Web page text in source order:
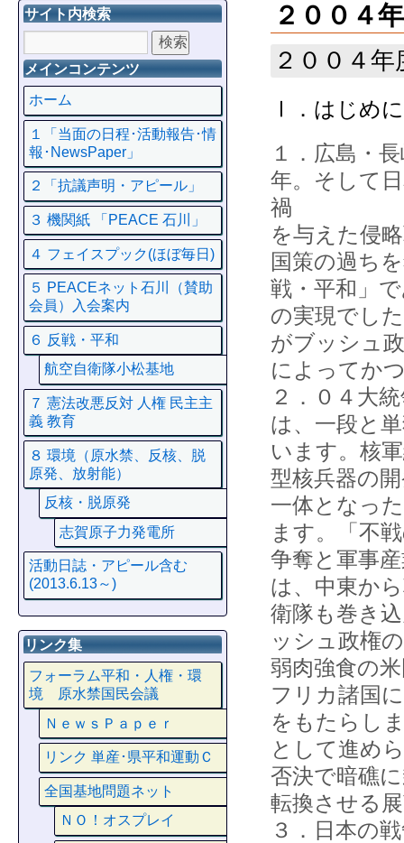
２００４
２００４
Ⅰ．はじめに
１．広島・
年。そして
禍
を与えた侵
国策の過ち
戦・平和」
の実現でし
がブッシュ
によってか
２．０４大
は、一段と
います。核
型核兵器の
一体となっ
ます。「不
争奪と軍事
は、中東か
衛隊も巻き
ッシュ政権
弱肉強食の
フリカ諸国
をもたらし
として進め
否決で暗礁
転換させる
３．日本の
サイト内検索
メインコンテンツ
ホーム
１「当面の日程･活動報告･情
報･NewsPaper」
２「抗議声明・アピール」
３ 機関紙 「PEACE 石川」
４ フェイスプック(ほぼ毎日)
５ PEACEネット石川（賛助
会員）入会案内
６ 反戦・平和
航空自衛隊小松基地
７ 憲法改悪反対 人権 民主主
義 教育
８ 環境（原水禁、反核、脱
原発、放射能）
反核・脱原発
志賀原子力発電所
活動日誌・アピール含む
(2013.6.13～)
リンク集
フォーラム平和・人権・環
境 原水禁国民会議
ＮｅｗｓＰａｐｅｒ
リンク 単産･県平和運動Ｃ
全国基地問題ネット
ＮＯ！オスプレイ